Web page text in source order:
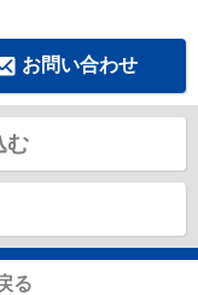
お問い合わせ
む
る